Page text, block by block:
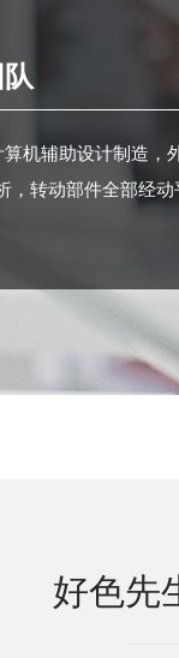
机辅助设计制造，
，转动部件全部经
好色先